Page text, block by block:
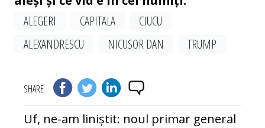
ALEGERI
CAPITALA
CIUCU
ALEXANDRESCU
NICUSOR DAN TRUMP
SHARE
Uf, ne-am liniștit: noul primar general